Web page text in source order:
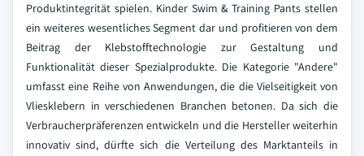
Produktintegrität spielen. Kinder Swim & Training Pants stellen
ein weiteres wesentliches Segment dar und profitieren von dem
Beitrag der Klebstofftechnologie zur Gestaltung und
Funktionalität dieser Spezialprodukte. Die Kategorie "Andere"
umfasst eine Reihe von Anwendungen, die die Vielseitigkeit von
Vliesklebern in verschiedenen Branchen betonen. Da sich die
Verbraucherpräferenzen entwickeln und die Hersteller weiterhin
innovativ sind, dürfte sich die Verteilung des Marktanteils in